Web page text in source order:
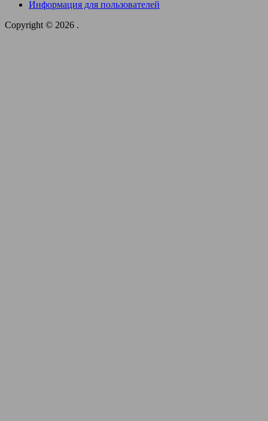
Информация для пользователей
Copyright © 2026 .